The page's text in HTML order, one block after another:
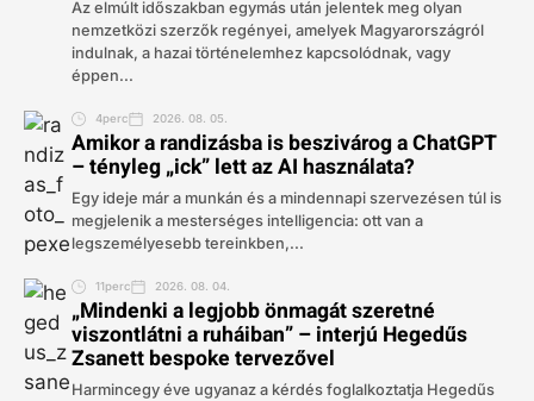
Az elmúlt időszakban egymás után jelentek meg olyan
nemzetközi szerzők regényei, amelyek Magyarországról
indulnak, a hazai történelemhez kapcsolódnak, vagy
éppen...
4perc 2026. 08. 05.
Amikor a randizásba is beszivárog a ChatGPT
– tényleg „ick” lett az AI használata?
Egy ideje már a munkán és a mindennapi szervezésen túl is
megjelenik a mesterséges intelligencia: ott van a
legszemélyesebb tereinkben,...
11perc 2026. 08. 04.
„Mindenki a legjobb önmagát szeretné
viszontlátni a ruháiban” – interjú Hegedűs
Zsanett bespoke tervezővel
Harmincegy éve ugyanaz a kérdés foglalkoztatja Hegedűs